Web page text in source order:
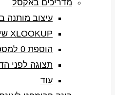
מדריכים באקסל
עיצוב מותנה
XLOOKUP שימוש בסיסי
הוספת 0 למספר טלפון עם Power Query
תצוגה לפני
עוד